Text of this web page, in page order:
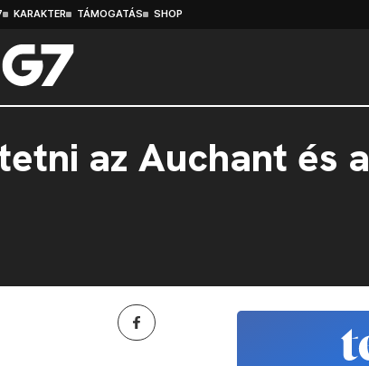
KARAKTER TÁMOGATÁS SHOP
az Auchant és a